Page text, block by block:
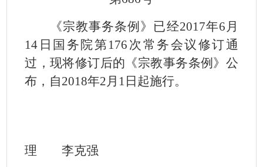
《宗教事务条例》已经2017年6 月
14 日国务院第 176 次常务会议修订通
过，现将修订后的《宗教事务条例》公
布，自2018年2月 1 日起施行。
理 李克强